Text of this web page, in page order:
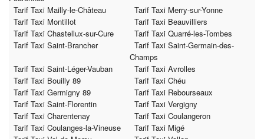
Tarif Taxi Mailly-le-Château
Tarif Taxi Merry-sur-Yonne
Tarif Taxi Montillot
Tarif Taxi Beauvilliers
Tarif Taxi Chastellux-sur-Cure
Tarif Taxi Quarré-les-Tombes
Tarif Taxi Saint-Brancher
Tarif Taxi Saint-Germain-des-
Champs
Tarif Taxi Saint-Léger-Vauban
Tarif Taxi Avrolles
Tarif Taxi Bouilly 89
Tarif Taxi Chéu
Tarif Taxi Germigny 89
Tarif Taxi Rebourseaux
Tarif Taxi Saint-Florentin
Tarif Taxi Vergigny
Tarif Taxi Charentenay
Tarif Taxi Coulangeron
Tarif Taxi Coulanges-la-Vineuse
Tarif Taxi Migé